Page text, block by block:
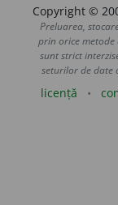
Copyright ©
Preluarea,
prin orice metode
sunt strict
seturilor de date
licență